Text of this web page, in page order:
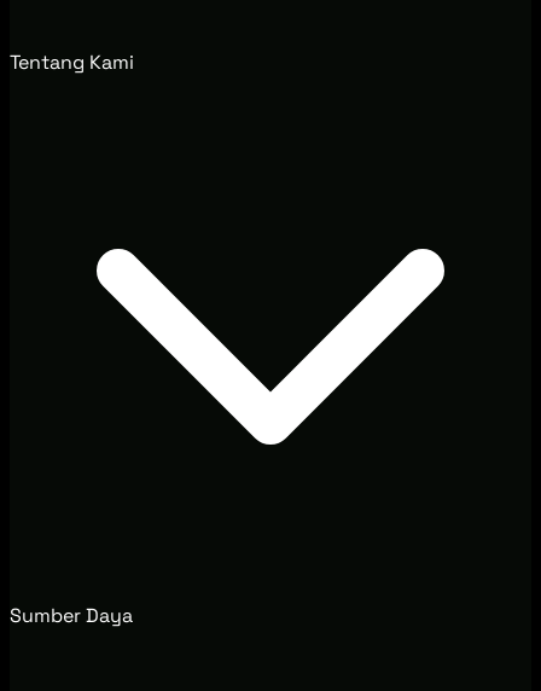
Tentang Kami
Sumber Daya